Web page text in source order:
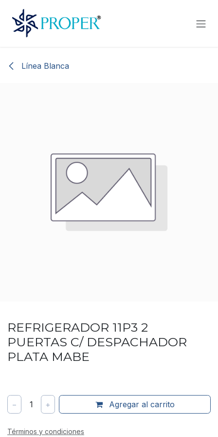
Línea Blanca
REFRIGERADOR 11P3 2
PUERTAS C/ DESPACHADOR
PLATA MABE
− 1 + Agregar al carrito
Términos y condiciones